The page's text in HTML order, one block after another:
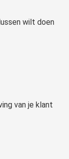
wilt doen
van je klant